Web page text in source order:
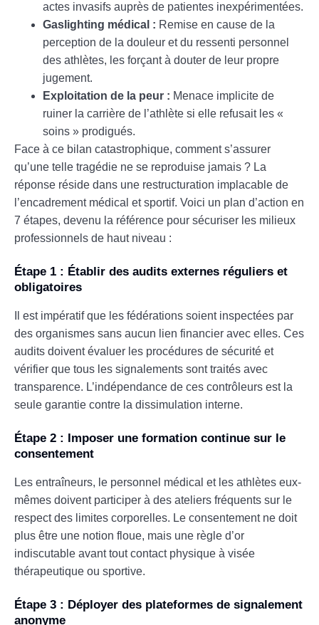
actes invasifs auprès de patientes inexpérimentées.
Gaslighting médical : Remise en cause de la
perception de la douleur et du ressenti personnel
des athlètes, les forçant à douter de leur propre
jugement.
Exploitation de la peur : Menace implicite de
ruiner la carrière de l’athlète si elle refusait les «
soins » prodigués.
Face à ce bilan catastrophique, comment s’assurer
qu’une telle tragédie ne se reproduise jamais ? La
réponse réside dans une restructuration implacable de
l’encadrement médical et sportif. Voici un plan d’action en
7 étapes, devenu la référence pour sécuriser les milieux
professionnels de haut niveau :
Étape 1 : Établir des audits externes réguliers et
obligatoires
Il est impératif que les fédérations soient inspectées par
des organismes sans aucun lien financier avec elles. Ces
audits doivent évaluer les procédures de sécurité et
vérifier que tous les signalements sont traités avec
transparence. L’indépendance de ces contrôleurs est la
seule garantie contre la dissimulation interne.
Étape 2 : Imposer une formation continue sur le
consentement
Les entraîneurs, le personnel médical et les athlètes eux-
mêmes doivent participer à des ateliers fréquents sur le
respect des limites corporelles. Le consentement ne doit
plus être une notion floue, mais une règle d’or
indiscutable avant tout contact physique à visée
thérapeutique ou sportive.
Étape 3 : Déployer des plateformes de signalement
anonyme